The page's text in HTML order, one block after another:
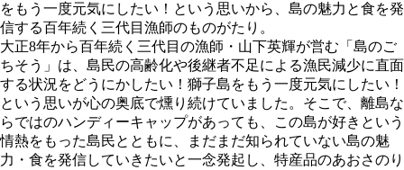
をもう一度元気にしたい！という思いから、島の魅力と食を発
信する百年続く三代目漁師のものがたり。
大正8年から百年続く三代目の漁師・山下英輝が営む「島のご
ちそう」は、島民の高齢化や後継者不足による漁民減少に直面
する状況をどうにかしたい！獅子島をもう一度元気にしたい！
という思いが心の奥底で燻り続けていました。そこで、離島な
らではのハンディーキャップがあっても、この島が好きという
情熱をもった島民とともに、まだまだ知られていない島の魅
力・食を発信していきたいと一念発起し、特産品のあおさのり